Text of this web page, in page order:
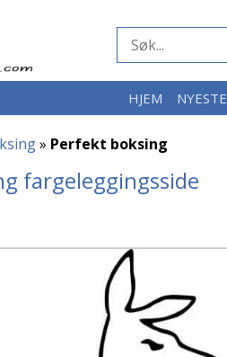
HJEM NYESTE
» Perfekt boksing
fargeleggingsside